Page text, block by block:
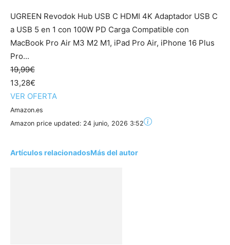
UGREEN Revodok Hub USB C HDMI 4K Adaptador USB C
a USB 5 en 1 con 100W PD Carga Compatible con
MacBook Pro Air M3 M2 M1, iPad Pro Air, iPhone 16 Plus
Pro...
19,99€
13,28€
VER OFERTA
Amazon.es
Amazon price updated: 24 junio, 2026 3:52
Artículos relacionadosMás del autor